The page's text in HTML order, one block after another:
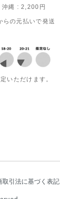
縄 : 2,200円
の元払いで発送
いただけます。
取引法に基づく表記